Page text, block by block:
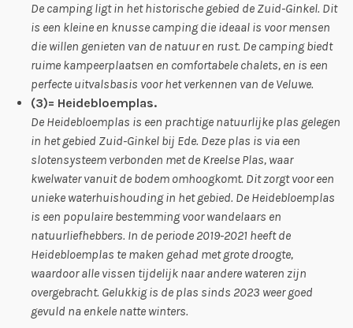
De camping ligt in het historische gebied de Zuid-Ginkel. Dit
is een kleine en knusse camping die ideaal is voor mensen
die willen genieten van de natuur en rust. De camping biedt
ruime kampeerplaatsen en comfortabele chalets, en is een
perfecte uitvalsbasis voor het verkennen van de Veluwe.
(3)= Heidebloemplas.
De Heidebloemplas is een prachtige natuurlijke plas gelegen
in het gebied Zuid-Ginkel bij Ede. Deze plas is via een
slotensysteem verbonden met de Kreelse Plas, waar
kwelwater vanuit de bodem omhoogkomt. Dit zorgt voor een
unieke waterhuishouding in het gebied. De Heidebloemplas
is een populaire bestemming voor wandelaars en
natuurliefhebbers. In de periode 2019-2021 heeft de
Heidebloemplas te maken gehad met grote droogte,
waardoor alle vissen tijdelijk naar andere wateren zijn
overgebracht. Gelukkig is de plas sinds 2023 weer goed
gevuld na enkele natte winters.